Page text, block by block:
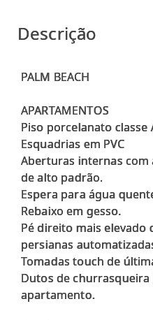
Descrição
PALM BEACH
APARTAMENTOS
Piso porcelanato
Esquadrias em PVC
Aberturas internas
de alto padrão.
Espera para água
Rebaixo em gesso.
Pé direito mais elevado
persianas
Tomadas touch de
Dutos de churrasqueira
apartamento.